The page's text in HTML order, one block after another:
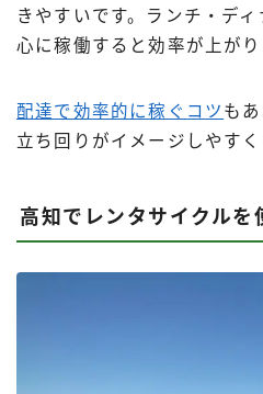
きやすいです。ランチ・デ
心に稼働すると効率が上がり
配達で効率的に稼ぐコツ も
立ち回りがイメージしやすく
高知でレンタサイクルを